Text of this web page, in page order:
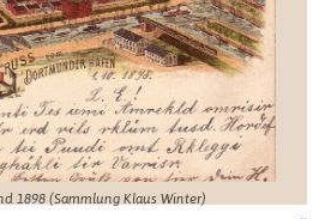
1898 (Sammlung Klaus Winter)